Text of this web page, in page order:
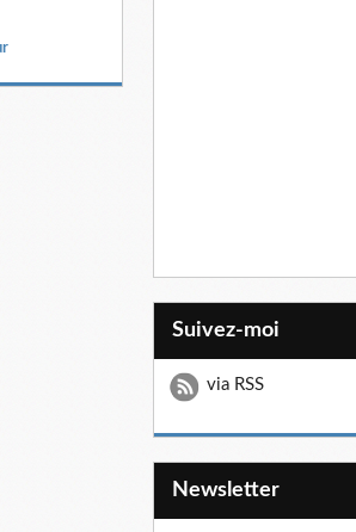
Suivez-moi
via RSS
Newsletter